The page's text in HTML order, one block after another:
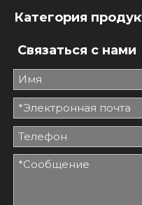
Категория
Связаться с нами